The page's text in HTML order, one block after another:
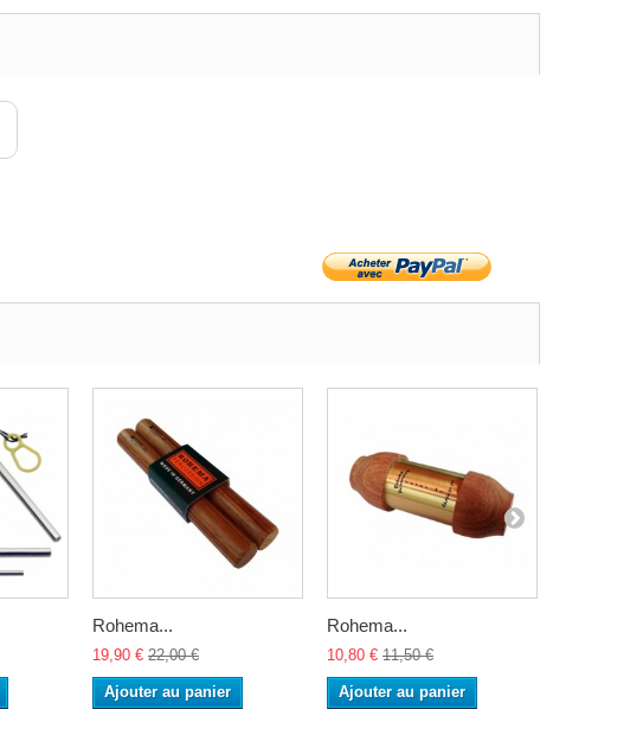
Rohema...
19,90 € 22,00 €
Ajouter au panier
Rohema...
10,80 € 11,50 €
Ajouter au panier